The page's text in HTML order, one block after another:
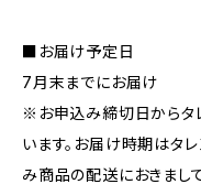
■お届け予定日
7月末までにお届け
※お申込み締切日からタ
います。お届け時期はタ
み商品の配送におきまし